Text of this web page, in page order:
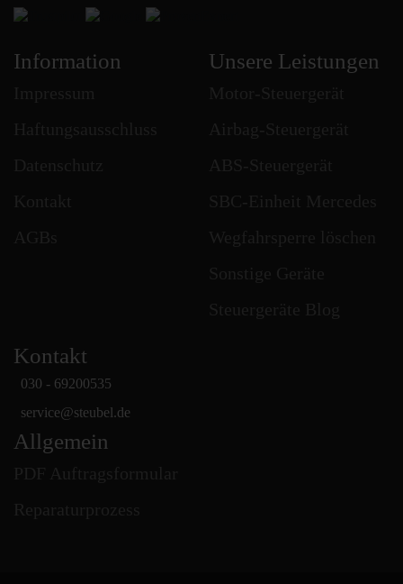
STEUBEL Steuergeräte Annahme Filiale MBE 0214
Information Unsere Leistungen
Kontakt
030 - 69200535
service@steubel.de
Allgemein